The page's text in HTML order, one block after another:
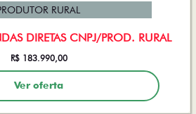
DIRETAS CNPJ/PROD. RURAL
RURAL
R$ 183.990,00
Ver oferta